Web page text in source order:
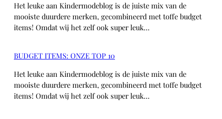
Het leuke aan Kindermodeblog is de juiste mix van de
mooiste duurdere merken, gecombineerd met toffe budget
items! Omdat wij het zelf ook super leuk…
BUDGET ITEMS: ONZE TOP 10
Het leuke aan Kindermodeblog is de juiste mix van de
mooiste duurdere merken, gecombineerd met toffe budget
items! Omdat wij het zelf ook super leuk…